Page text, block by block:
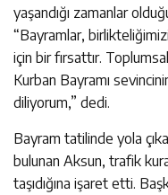
yaşandığı zamanlar
“Bayramlar,
için bir fırsattır.
Kurban Bayramı
diliyorum,” dedi.
Bayram tatilinde yola
bulunan Aksun, trafik
taşıdığına işaret etti.